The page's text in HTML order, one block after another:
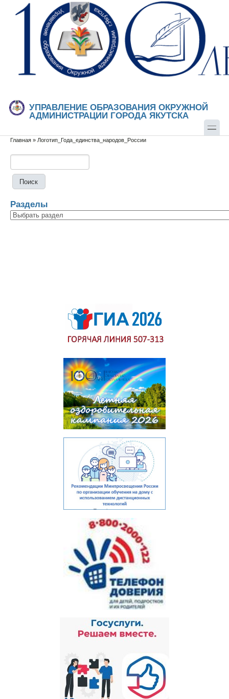
Перейти к основному содержанию
Skip to search
УПРАВЛЕНИЕ ОБРАЗОВАНИЯ ОКРУЖНОЙ
АДМИНИСТРАЦИИ ГОРОДА ЯКУТСКА
Вы здесь
Главная » Логотип_Года_единства_народов_России
Разделы